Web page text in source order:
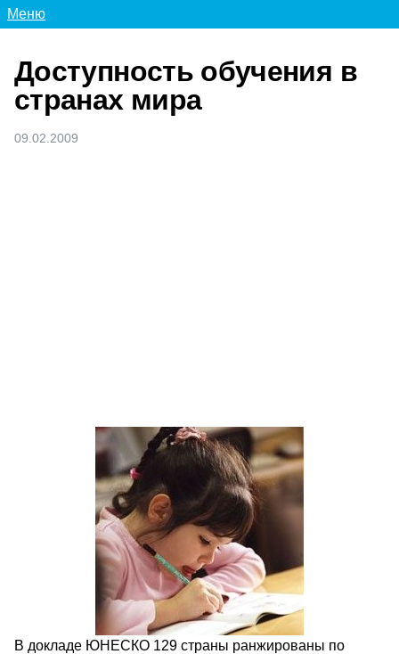
Меню
Доступность обучения в
странах мира
09.02.2009
В докладе ЮНЕСКО 129 страны ранжированы по